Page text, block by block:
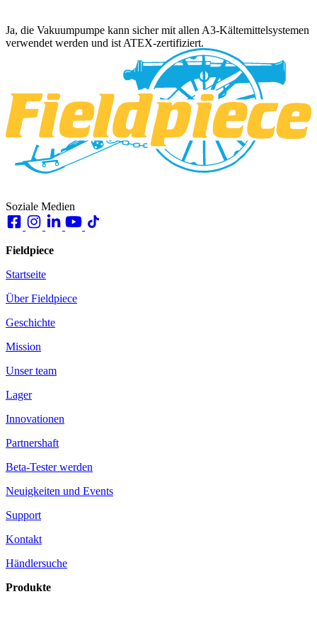
Ja, die Vakuumpumpe kann sicher mit allen A3-Kältemittelsystemen
verwendet werden und ist ATEX-zertifiziert.
Soziale Medien
Fieldpiece
Startseite
Über Fieldpiece
Geschichte
Mission
Unser team
Lager
Innovationen
Partnershaft
Beta-Tester werden
Neuigkeiten und Events
Support
Kontakt
Händlersuche
Produkte